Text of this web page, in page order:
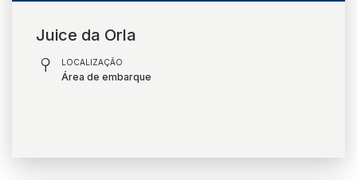
Juice da Orla
LOCALIZAÇÃO
Área de embarque